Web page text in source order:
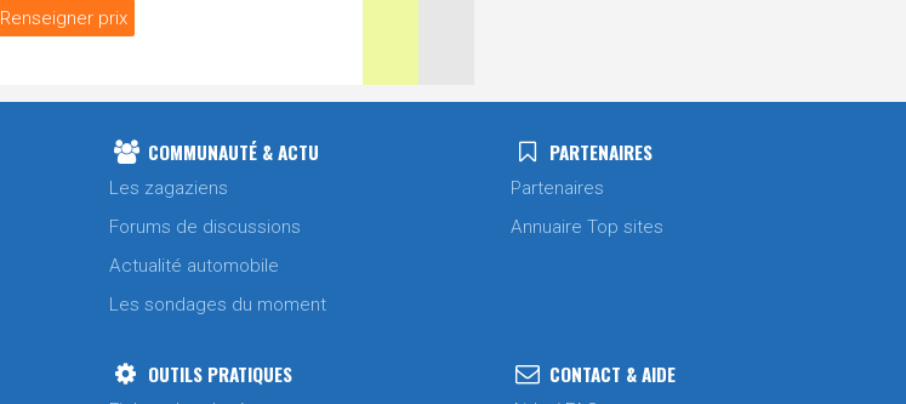
Renseigner prix
COMMUNAUTÉ & ACTU
Les zagaziens
Forums de discussions
Actualité automobile
Les sondages du moment
PARTENAIRES
Partenaires
Annuaire Top sites
OUTILS PRATIQUES CONTACT & AIDE